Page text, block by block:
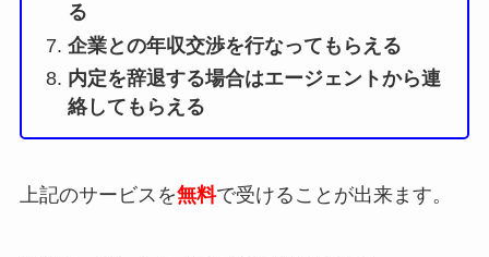
る
企業との年収交渉を行なってもらえる
内定を辞退する場合はエージェントから連
絡してもらえる
上記のサービスを無料で受けることが出来ます。